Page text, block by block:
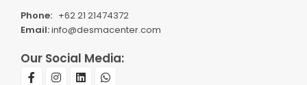
Phone: +62 21 21474372
Email:info@desmacenter.com
Our Social Media: